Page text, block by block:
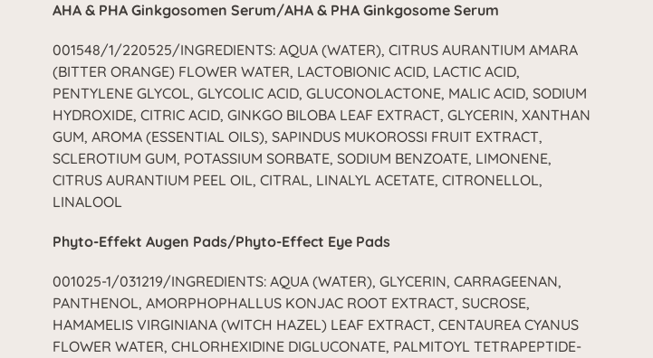
AHA & PHA Ginkgosomen Serum/AHA & PHA Ginkgosome Serum
001548/1/220525/INGREDIENTS: AQUA (WATER), CITRUS AURANTIUM AMARA
(BITTER ORANGE) FLOWER WATER, LACTOBIONIC ACID, LACTIC ACID,
PENTYLENE GLYCOL, GLYCOLIC ACID, GLUCONOLACTONE, MALIC ACID, SODIUM
HYDROXIDE, CITRIC ACID, GINKGO BILOBA LEAF EXTRACT, GLYCERIN, XANTHAN
GUM, AROMA (ESSENTIAL OILS), SAPINDUS MUKOROSSI FRUIT EXTRACT,
SCLEROTIUM GUM, POTASSIUM SORBATE, SODIUM BENZOATE, LIMONENE,
CITRUS AURANTIUM PEEL OIL, CITRAL, LINALYL ACETATE, CITRONELLOL,
LINALOOL
Phyto-Effekt Augen Pads/Phyto-Effect Eye Pads
001025-1/031219/INGREDIENTS: AQUA (WATER), GLYCERIN, CARRAGEENAN,
PANTHENOL, AMORPHOPHALLUS KONJAC ROOT EXTRACT, SUCROSE,
HAMAMELIS VIRGINIANA (WITCH HAZEL) LEAF EXTRACT, CENTAUREA CYANUS
FLOWER WATER, CHLORHEXIDINE DIGLUCONATE, PALMITOYL TETRAPEPTIDE-